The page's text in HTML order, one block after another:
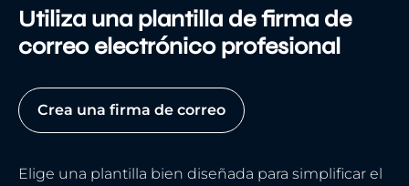
Utiliza una plantilla de firma de
correo electrónico profesional
Crea una firma de correo
Elige una plantilla bien diseñada para simplificar el